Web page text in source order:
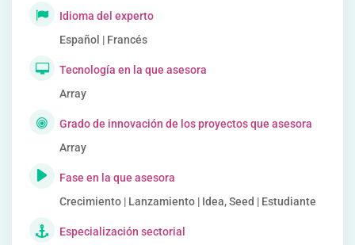
Idioma del experto
Español | Francés
Tecnología en la que asesora
Array
Grado de innovación de los proyectos que asesora
Array
Fase en la que asesora
Crecimiento | Lanzamiento | Idea, Seed | Estudiante
Especialización sectorial